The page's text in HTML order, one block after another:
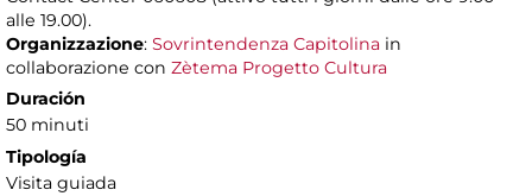
alle 19.00).
Organizzazione: Sovrintendenza Capitolina in
collaborazione con Zètema Progetto Cultura
Duración
50 minuti
Tipología
Visita guiada